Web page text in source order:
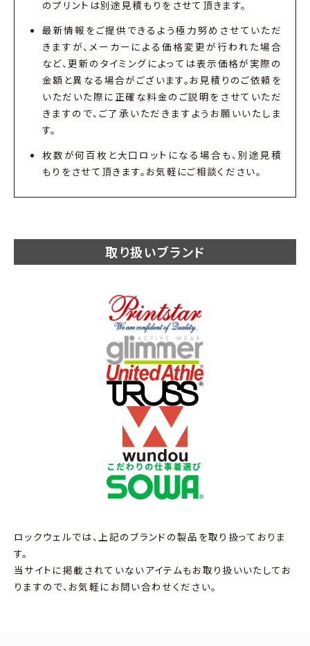
のプリントは別途見積もりをさせて頂きます。
最新情報をご提供できるよう極力努めさせていただ
きますが、メーカーによる価格変更が行われた場合
など、更新のタイミングによっては表示価格が実際の
金額と異なる場合がございます。お見積りのご依頼を
いただいた際に正確な料金のご説明をさせていただ
きますので、ご了承いただきますようお願いいたしま
す。
枚数が何百枚と大口ロットになる場合も、別途見積
もりをさせて頂きます。お気軽にご相談ください。
取り扱いブランド
ロックウェルでは、上記のブランドの製品を取り扱っておりま
す。
当サイトに掲載されていないアイテムもお取り扱いいたしてお
りますので、お気軽にお問い合わせください。